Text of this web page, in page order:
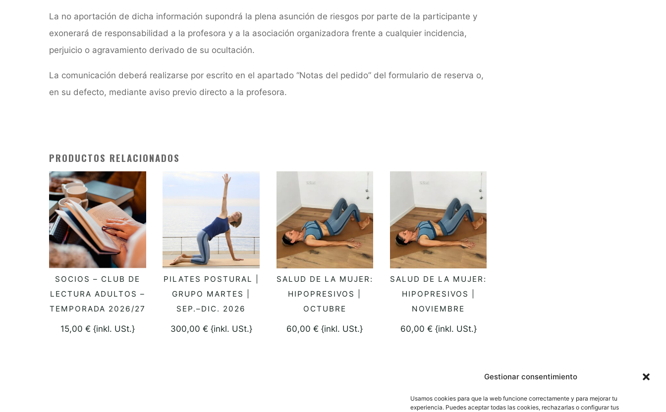
Gestionar consentimiento
Usamos cookies para que la web funcione correctamente y para mejorar tu
experiencia. Puedes aceptar todas las cookies, rechazarlas o configurar tus
La no aportación de dicha información supondrá la plena asunción de riesgos por parte de la participante y
exonerará de responsabilidad a la profesora y a la asociación organizadora frente a cualquier incidencia,
perjuicio o agravamiento derivado de su ocultación.
La comunicación deberá realizarse por escrito en el apartado “Notas del pedido” del formulario de reserva o,
en su defecto, mediante aviso previo directo a la profesora.
PRODUCTOS RELACIONADOS
SELECCIONAR OPCIONES
SOCIOS – CLUB DE
LECTURA ADULTOS –
TEMPORADA 2026/27
15,00 € {inkl. USt.}
SELECCIONAR OPCIONES
PILATES POSTURAL |
GRUPO MARTES |
SEP.–DIC. 2026
300,00 € {inkl. USt.}
SELECCIONAR OPCIONES
SALUD DE LA MUJER:
HIPOPRESIVOS |
OCTUBRE
60,00 € {inkl. USt.}
SELECCIONAR OPCIONES
SALUD DE LA MUJER:
HIPOPRESIVOS |
NOVIEMBRE
60,00 € {inkl. USt.}